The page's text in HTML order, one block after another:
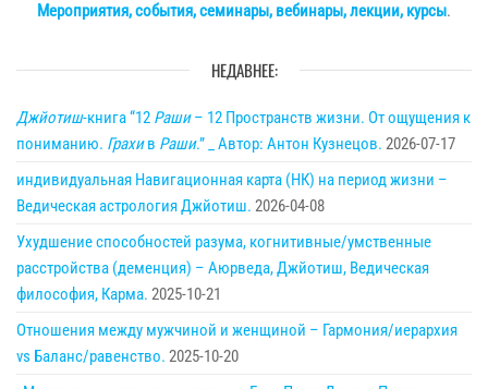
Мероприятия, события, семинары, вебинары, лекции, курсы.
НЕДАВНЕЕ:
Джйотиш-книга “12 Раши– 12 Пространств жизни. От ощущения к
пониманию. Грахив Раши.” _ Автор: Антон Кузнецов. 2026-07-17
индивидуальная Навигационная карта (НК) на период жизни –
Ведическая астрология Джйотиш. 2026-04-08
Ухудшение способностей разума, когнитивные/умственные
расстройства (деменция) – Аюрведа, Джйотиш, Ведическая
философия, Карма. 2025-10-21
Отношения между мужчиной и женщиной – Гармония/иерархия
vs Баланс/равенство. 2025-10-20